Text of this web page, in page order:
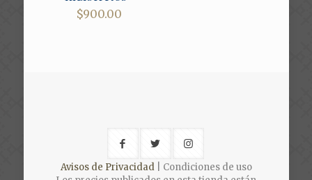
$900.00
Avisos de Privacidad| Condiciones de uso